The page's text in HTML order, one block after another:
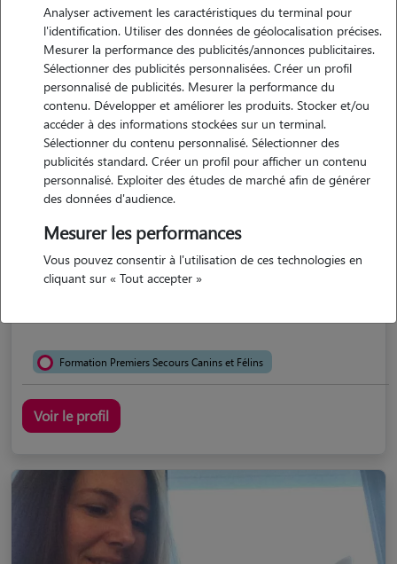
Bérengère
MONTPELLIER 34000
5/5 (10 avis)
Formation Premiers Secours Canins et Félins
Voir le profil
Analyser activement les caractéristiques du terminal pour
l'identification. Utiliser des données de géolocalisation précises.
Mesurer la performance des publicités/annonces publicitaires.
Sélectionner des publicités personnalisées. Créer un profil
personnalisé de publicités. Mesurer la performance du
contenu. Développer et améliorer les produits. Stocker et/ou
accéder à des informations stockées sur un terminal.
Sélectionner du contenu personnalisé. Sélectionner des
publicités standard. Créer un profil pour afficher un contenu
personnalisé. Exploiter des études de marché afin de générer
des données d'audience.
Mesurer les performances
Vous pouvez consentir à l'utilisation de ces technologies en
cliquant sur « Tout accepter »